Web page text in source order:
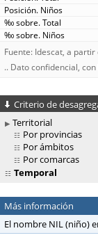
Fuente: Idescat, a
.. Dato confidencial,
Criterio de
Territorial
Por provincias
Por ámbitos
Por comarcas
Temporal
Más información
El nombre NIL (niño)